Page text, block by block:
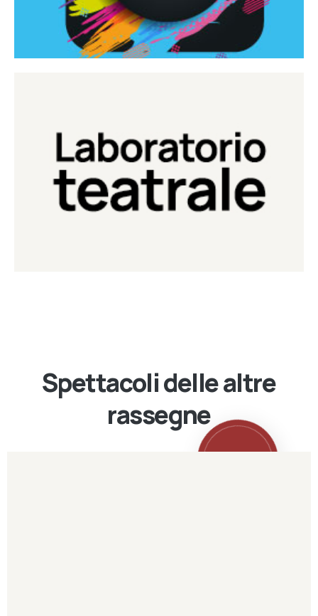
Laboratorio Teatrale
Laboratorio di teatro del Teatro Eduardo de Filippo
Continua
Spettacoli delle altre
rassegne